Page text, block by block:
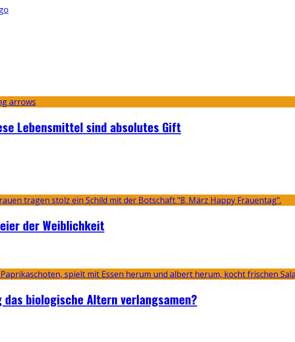
Lebensmittel sind absolutes Gift
der Weiblichkeit
das biologische Altern verlangsamen?